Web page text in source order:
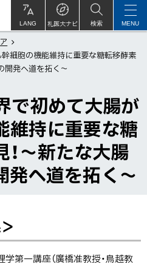
LANG 札医大ナビ
サ
イ
検索 MENU
幹細胞の機能維持に重要な糖転移酵素
開発へ道を拓く〜
で初めて大腸が
維持に重要な糖
〜新たな大腸
発へ道を拓く〜
第一講座（廣橋准教授・鳥越教